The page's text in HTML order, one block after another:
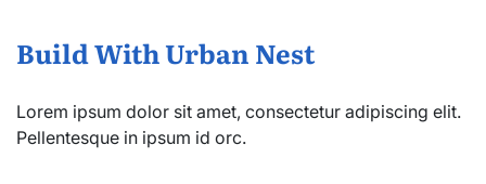
Build With Urban Nest
Lorem ipsum dolor sit amet, consectetur adipiscing elit.
Pellentesque in ipsum id orc.